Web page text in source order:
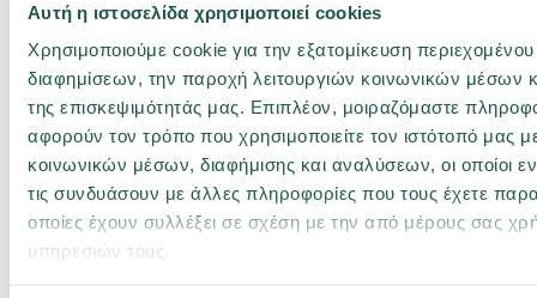
Αυτή η ιστοσελίδα χρησιμοποιεί cookies
Χρησιμοποιούμε cookie για την εξατομίκευση περιεχομένου
διαφημίσεων, την παροχή λειτουργιών κοινωνικών μέσων
της επισκεψιμότητάς μας. Επιπλέον, μοιραζόμαστε
αφορούν τον τρόπο που χρησιμοποιείτε τον ιστότοπό μας
κοινωνικών μέσων, διαφήμισης και αναλύσεων, οι οποίοι
τις συνδυάσουν με άλλες πληροφορίες που τους έχετε
οποίες έχουν συλλέξει σε σχέση με την από μέρους σας
υπηρεσιών τους.
-23%
Purina Cat Chow Adult Hairball